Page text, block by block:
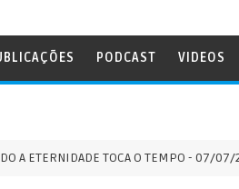
PODCAST VIDEOS
TOCA O TEMPO - 07/07/2026